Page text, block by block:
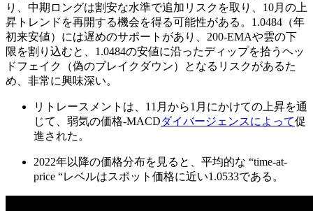
り、中期ロングは割安な水準で追加リスクを取り、10月の上
昇トレンドを再開する機会を得る可能性がある。1.0484（年
初来安値）には遅めのサポートがあり、200-EMAや雲の下
限を割り込むと、1.0484の安値に沿ったディップを拾うヘッ
ドフェイク（偽のブレイクダウン）となるリスクがあるた
め、非常に興味深い。
リトレースメントは、11月から1月にかけての上昇を通
じて、弱気の価格-MACDダイバージェンスによって促
進された。
2022年以降の価格分布を見ると、平均的な “time-at-
price “レベルはスポット価格に近い1.0533である。